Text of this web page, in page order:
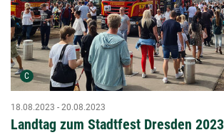
C Urheber der Grafik:
Landtag zum Stadtfest Dresden 2023
18.08.2023 - 20.08.2023